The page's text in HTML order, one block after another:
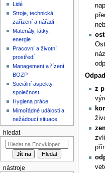
z
Lidé
Stroje, technická
zařízení a nářadí
Materiály, látky,
energie
Pracovní a životní
prostředí
Management a řízení
BOZP
Sociální aspekty,
společnost
Hygiena práce
Mimořádné události a
nežádoucí situace
hledat
nástroje